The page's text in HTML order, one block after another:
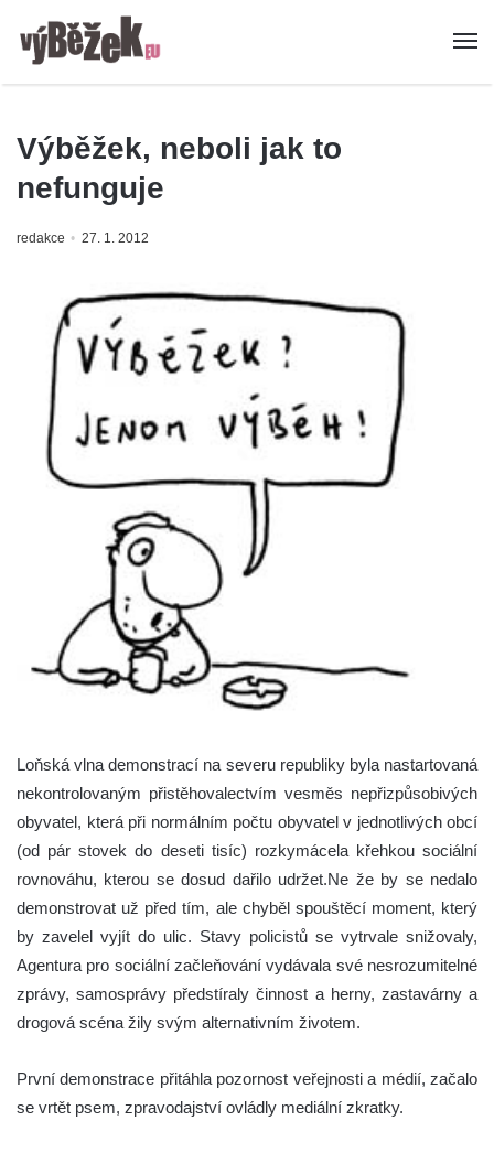
Výběžek, neboli jak to
nefunguje
redakce 27. 1. 2012
Loňská vlna demonstrací na severu republiky byla nastartovaná
nekontrolovaným přistěhovalectvím vesměs nepřizpůsobivých
obyvatel, která při normálním počtu obyvatel v jednotlivých obcí
(od pár stovek do deseti tisíc) rozkymácela křehkou sociální
rovnováhu, kterou se dosud dařilo udržet.Ne že by se nedalo
demonstrovat už před tím, ale chyběl spouštěcí moment, který
by zavelel vyjít do ulic. Stavy policistů se vytrvale snižovaly,
Agentura pro sociální začleňování vydávala své nesrozumitelné
zprávy, samosprávy předstíraly činnost a herny, zastavárny a
drogová scéna žily svým alternativním životem.
První demonstrace přitáhla pozornost veřejnosti a médií, začalo
se vrtět psem, zpravodajství ovládly mediální zkratky.